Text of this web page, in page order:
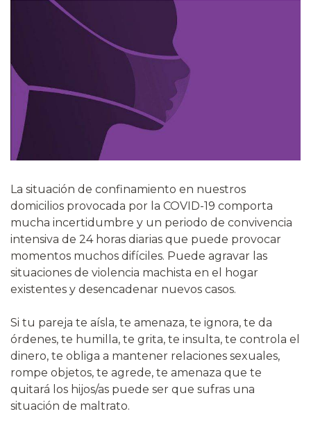
La situación de confinamiento en nuestros
domicilios provocada por la COVID-19 comporta
mucha incertidumbre y un periodo de convivencia
intensiva de 24 horas diarias que puede provocar
momentos muchos difíciles. Puede agravar las
situaciones de violencia machista en el hogar
existentes y desencadenar nuevos casos.
Si tu pareja te aísla, te amenaza, te ignora, te da
órdenes, te humilla, te grita, te insulta, te controla el
dinero, te obliga a mantener relaciones sexuales,
rompe objetos, te agrede, te amenaza que te
quitará los hijos/as puede ser que sufras una
situación de maltrato.